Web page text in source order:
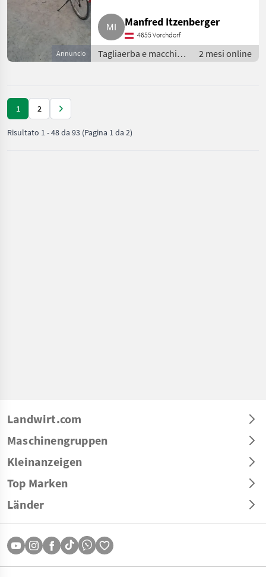
Annuncio
Manfred Itzenberger
4655 Vorchdorf
Tagliaerba e macchine
da giardinaggio /
2 mesi online
1 2
Risultato 1-48da 93 (Pagina 1 da 2)
Landwirt.com
Maschinengruppen
Kleinanzeigen
Top Marken
Länder